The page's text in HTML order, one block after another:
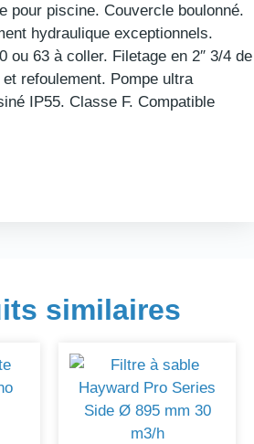
pour piscine. Couvercle boulonné.
hydraulique exceptionnels.
ou 63 à coller. Filetage en 2″ 3/4 de
refoulement. Pompe ultra
IP55. Classe F. Compatible
similaires